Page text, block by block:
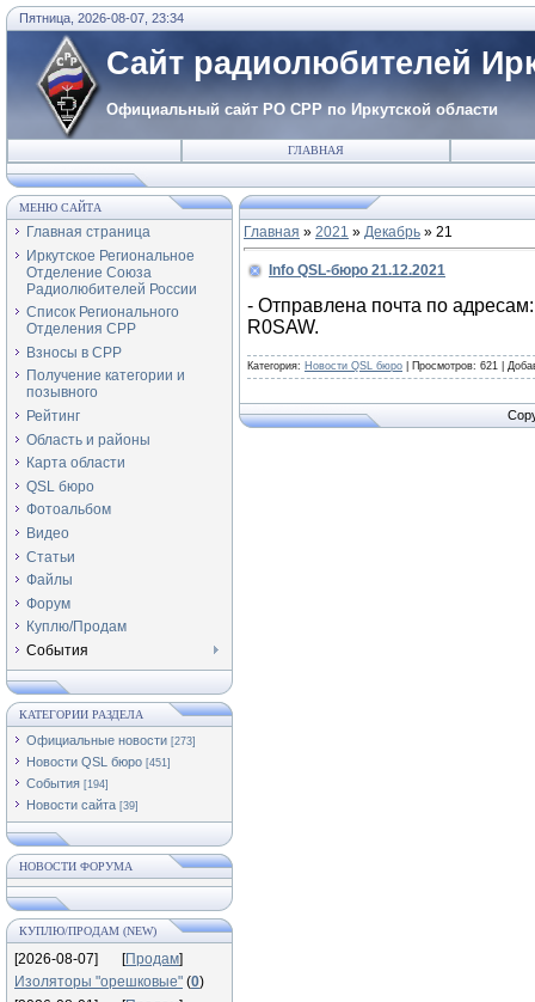
Пятница, 2026-08-07, 23:34
Сайт радиолюбителей
Официальный сайт РО СРР по Иркутской области
ГЛАВНАЯ
МЕНЮ САЙТА
Главная страница
Иркутское Региональное
Отделение Союза
Радиолюбителей России
Список Регионального
Отделения СРР
Взносы в СРР
Получение категории и
позывного
Рейтинг
Область и районы
Карта области
QSL бюро
Фотоальбом
Видео
Статьи
Файлы
Форум
Куплю/Продам
События
КАТЕГОРИИ РАЗДЕЛА
Официальные новости [273]
Новости QSL бюро [451]
События [194]
Новости сайта [39]
НОВОСТИ ФОРУМА
КУПЛЮ/ПРОДАМ (NEW)
[2026-08-07] [Продам]
Изоляторы "орешковые" (0)
Главная » 2021 » Декабрь » 21
Info QSL-бюро 21.12.2021
- Отправлена почта по
R0SAW.
Категория: Новости QSL бюро Просмотров: 621